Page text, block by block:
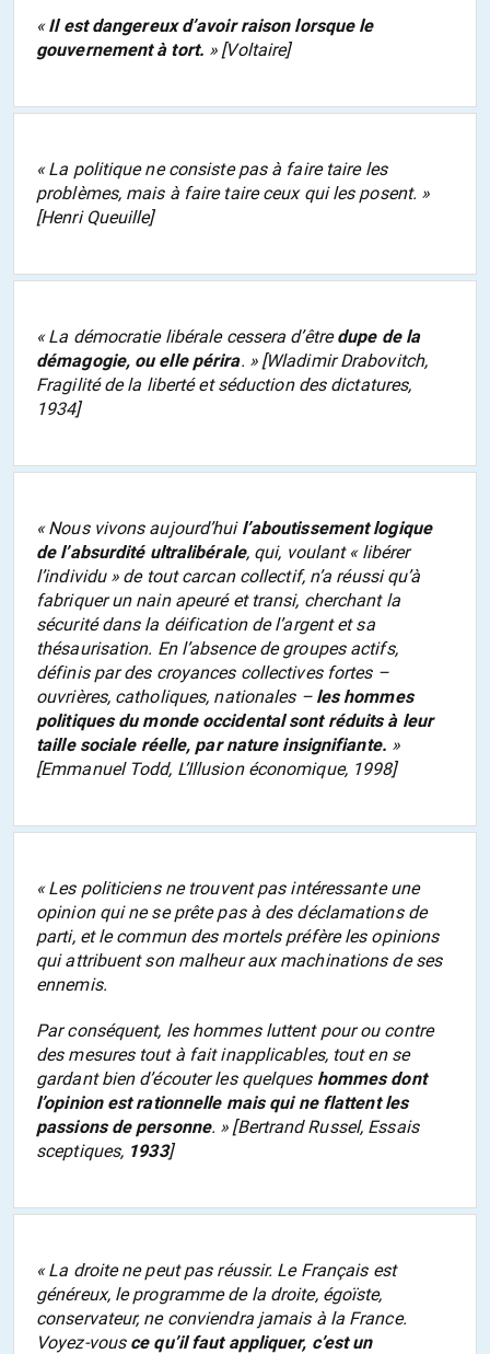
«Il est dangereux d’avoir raison lorsque le
gouvernement à tort. » [Voltaire]
« La politique ne consiste pas à faire taire les
problèmes, mais à faire taire ceux qui les posent. »
[Henri Queuille]
« La démocratie libérale cessera d’êtredupe de la
démagogie, ou elle périra. » [Wladimir Drabovitch,
Fragilité de la liberté et séduction des dictatures,
1934]
« Nous vivons aujourd’hui l’aboutissement logique
de l’absurdité ultralibérale, qui, voulant « libérer
l’individu » de tout carcan collectif, n’a réussi qu’à
fabriquer un nain apeuré et transi, cherchant la
sécurité dans la déification de l’argent et sa
thésaurisation. En l’absence de groupes actifs,
définis par des croyances collectives fortes –
ouvrières, catholiques, nationales – les hommes
politiques du monde occidental sont réduits à leur
taille sociale réelle, par nature insignifiante. »
[Emmanuel Todd, L’Illusion économique, 1998]
« Les politiciens ne trouvent pas intéressante une
opinion qui ne se prête pas à des déclamations de
parti, et le commun des mortels préfère les opinions
qui attribuent son malheur aux machinations de ses
ennemis.
Par conséquent, les hommes luttent pour ou contre
des mesures tout à fait inapplicables, tout en se
gardant bien d’écouter les quelques hommes dont
l’opinion est rationnelle mais qui ne flattent les
passions de personne. » [Bertrand Russel, Essais
sceptiques, 1933]
« La droite ne peut pas réussir. Le Français est
généreux, le programme de la droite, égoïste,
conservateur, ne conviendra jamais à la France.
Voyez-vous ce qu’il faut appliquer, c’est un